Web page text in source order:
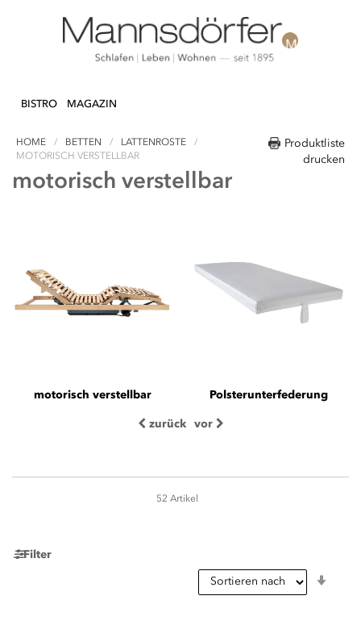
zum
BISTRO MAGAZIN
Produktliste
drucken
HOME BETTEN
LATTENROSTE
MOTORISCH VERSTELLBAR
motorisch verstellbar
motorisch verstellbar Polsterunterfederung
zurück vor
Filter
52 Artikel